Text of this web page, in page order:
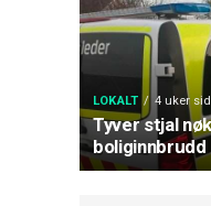
LOKALT 4 uker
Tyver stjal
boliginnbrudd